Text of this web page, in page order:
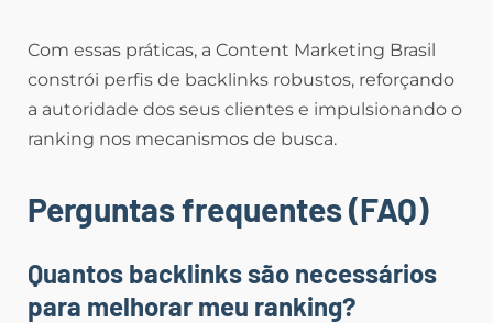
Com essas práticas, a Content Marketing Brasil
constrói perfis de backlinks robustos, reforçando
a autoridade dos seus clientes e impulsionando o
ranking nos mecanismos de busca.
Perguntas frequentes (FAQ)
Quantos backlinks são necessários
para melhorar meu ranking?